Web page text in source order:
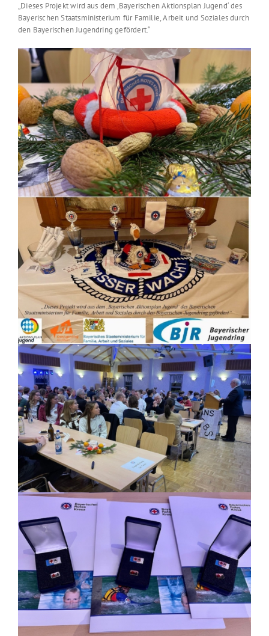
„Dieses Projekt wird aus dem ‚Bayerischen Aktionsplan Jugend‘ des
Bayerischen Staatsministerium für Familie, Arbeit und Soziales durch
den Bayerischen Jugendring gefördert.“